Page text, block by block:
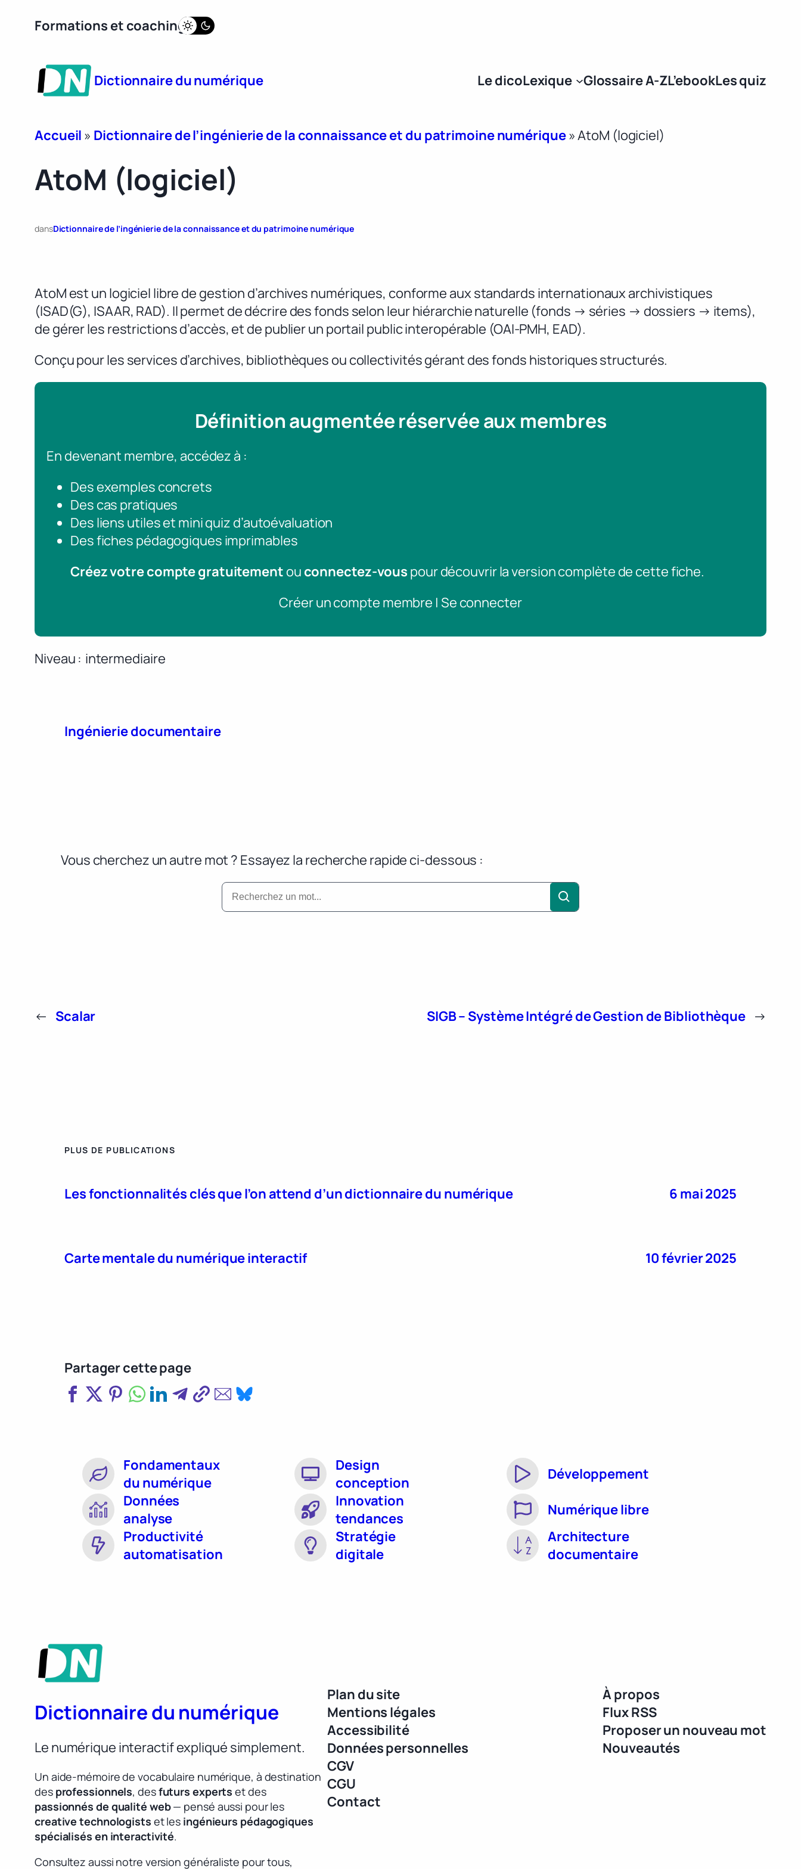
Formations et coaching
Dictionnaire du numérique Le dicoLexique Glossaire A-ZL’ebookLes quiz
Accueil » Dictionnaire de l’ingénierie de la connaissance et du patrimoine numérique»AtoM (logiciel)
AtoM (logiciel)
dansDictionnaire de l’ingénierie de la connaissance et du patrimoine numérique
AtoM est un logiciel libre de gestion d’archives numériques, conforme aux standards internationaux archivistiques
(ISAD(G), ISAAR, RAD). Il permet de décrire des fonds selon leur hiérarchie naturelle (fonds → séries → dossiers → items),
de gérer les restrictions d’accès, et de publier un portail public interopérable (OAI-PMH, EAD).
Conçu pour les services d’archives, bibliothèques ou collectivités gérant des fonds historiques structurés.
Définition augmentée réservée aux membres
En devenant membre, accédez à :
Des exemples concrets
Des cas pratiques
Des liens utiles et mini quiz d’autoévaluation
Des fiches pédagogiques imprimables
Créez votre compte gratuitement ou connectez-vous pour découvrir la version complète de cette fiche.
Créer un compte membre | Se connecter
Niveau intermediaire
Ingénierie documentaire
Vous cherchez un autre mot ? Essayez la recherche rapide ci-dessous :
← Scalar SIGB – Système Intégré de Gestion de Bibliothèque →
PLUS DE PUBLICATIONS
Les fonctionnalités clés que l’on attend d’un dictionnaire du numérique 6 mai 2025
Carte mentale du numérique interactif 10 février 2025
Partager cette page
Fondamentaux
du numérique
Design
conception
Développement
Données
analyse
Innovation
tendances
Numérique libre
Productivité
automatisation
Stratégie
digitale
Architecture
documentaire
Dictionnaire du numérique
Le numérique interactif expliqué simplement.
Un aide-mémoire de vocabulaire numérique, à destination
des professionnels, desfuturs experts et des
passionnés de qualité web— pensé aussi pour les
creative technologists et les ingénieurs pédagogiques
spécialisés en interactivité.
Consultez aussi notre version généraliste pour tous,
Plan du site
Mentions légales
Accessibilité
Données personnelles
CGV
CGU
Contact
À propos
Flux RSS
Proposer un nouveau mot
Nouveautés